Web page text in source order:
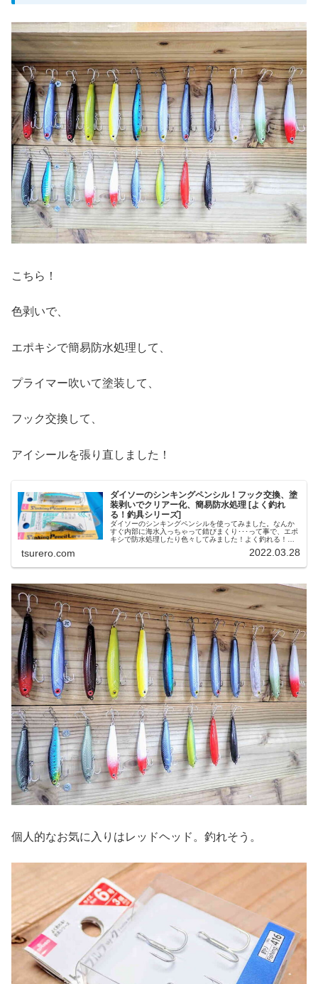
こちら！
色剥いで、
エポキシで簡易防水処理して、
プライマー吹いて塗装して、
フック交換して、
アイシールを張り直しました！
ダイソーのシンキングペンシル！フック交換、塗
装剥いでクリアー化、簡易防水処理 [よく釣れ
る！釣具シリーズ]
ダイソーのシンキングペンシルを使ってみました。なんか
すぐ内部に海水入っちゃって錆びまくり･･･って事で、エポ
キシで防水処理したり色々してみました！よく釣れる！釣
tsurero.com 2022.03.28
個人的なお気に入りはレッドヘッド。釣れそう。